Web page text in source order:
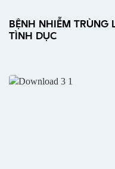
BỆNH NHIỄM TRÙNG
TÌNH DỤC